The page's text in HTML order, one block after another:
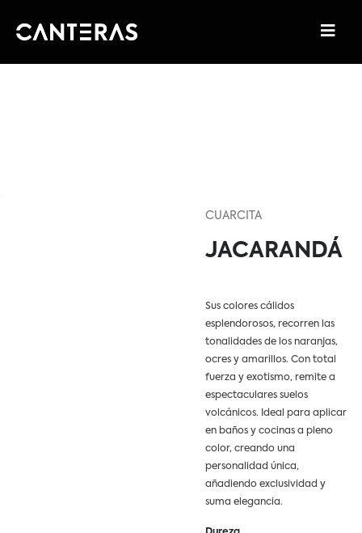
CUARCITA
JACARANDÁ
Sus colores cálidos
esplendorosos, recorren las
tonalidades de los naranjas,
ocres y amarillos. Con total
fuerza y exotismo, remite a
espectaculares suelos
volcánicos. Ideal para aplicar
en baños y cocinas a pleno
color, creando una
personalidad única,
añadiendo exclusividad y
suma elegancia.